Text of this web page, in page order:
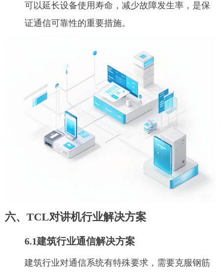
可以延长设备使用寿命，减少故障发生率，是保
证通信可靠性的重要措施。
六、TCL对讲机行业解决方案
6.1建筑行业通信解决方案
建筑行业对通信系统有特殊要求，需要克服钢筋